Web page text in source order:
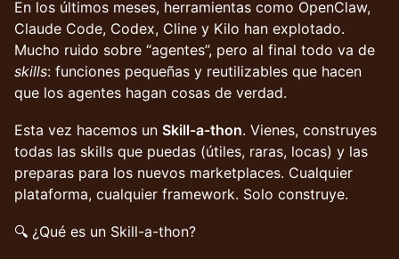
En los últimos meses, herramientas como OpenClaw,
Claude Code, Codex, Cline y Kilo han explotado.
Mucho ruido sobre “agentes”, pero al final todo va de
skills: funciones pequeñas y reutilizables que hacen
que los agentes hagan cosas de verdad.
Esta vez hacemos un Skill-a-thon. Vienes, construyes
todas las skills que puedas (útiles, raras, locas) y las
preparas para los nuevos marketplaces. Cualquier
plataforma, cualquier framework. Solo construye.
🔍 ¿Qué es un Skill-a-thon?